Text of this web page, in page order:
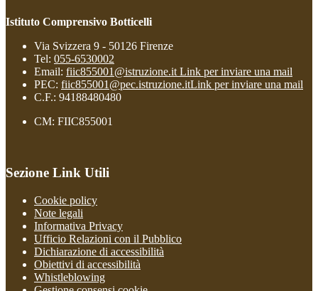
Istituto Comprensivo Botticelli
Via Svizzera 9 - 50126 Firenze
Tel: 055-6530002
Email: fiic855001@istruzione.it Link per inviare una mail
PEC: fiic855001@pec.istruzione.itLink per inviare una mail
C.F.: 94188480480
CM: FIIC855001
Sezione Link Utili
Cookie policy
Note legali
Informativa Privacy
Ufficio Relazioni con il Pubblico
Dichiarazione di accessibilità
Obiettivi di accessibilità
Whistleblowing